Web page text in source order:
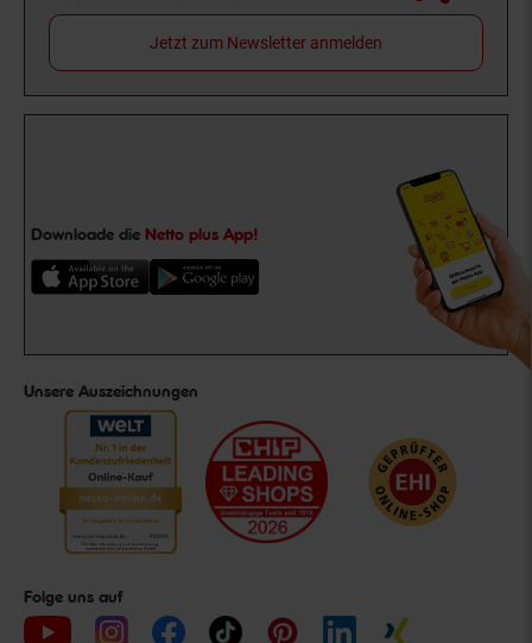
Jetzt zum Newsletter anmelden
Downloade die Netto plus App!
Unsere Auszeichnungen
Folge uns auf